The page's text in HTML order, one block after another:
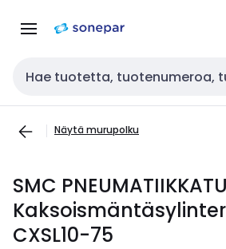
navigointiinsisältöön
Haku
Näytä murupolku
SMC
CXSL10-75